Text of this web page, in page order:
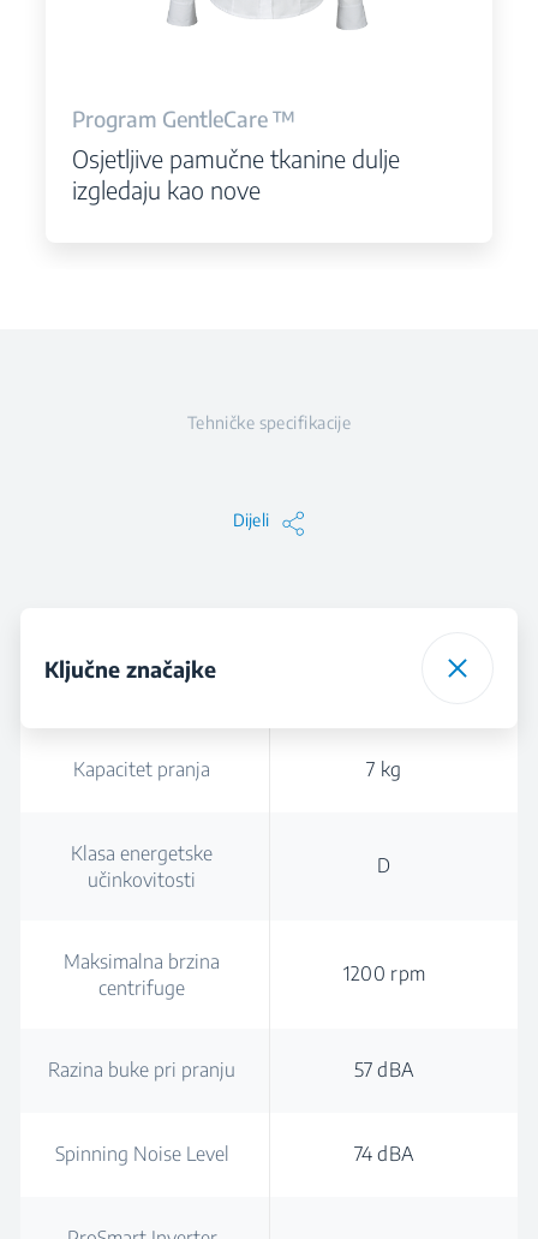
Program GentleCare ™
Osjetljive pamučne tkanine dulje
izgledaju kao nove
Tehničke specifikacije
Dijeli
Ključne značajke
Kapacitet pranja 7 kg
Klasa energetske
učinkovitosti
D
Maksimalna brzina
centrifuge
1200 rpm
Razina buke pri pranju 57 dBA
Spinning Noise Level 74 dBA